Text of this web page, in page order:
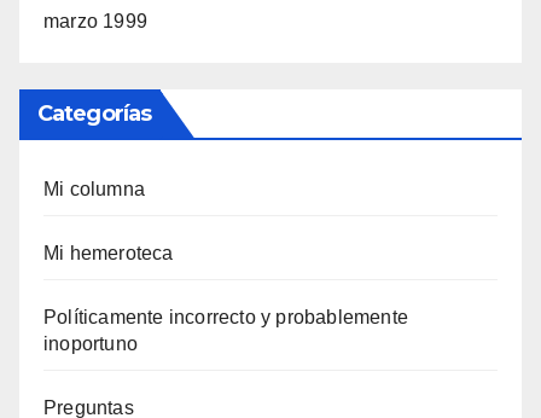
marzo 1999
Categorías
Mi columna
Mi hemeroteca
Polí­ticamente incorrecto y probablemente
inoportuno
Preguntas